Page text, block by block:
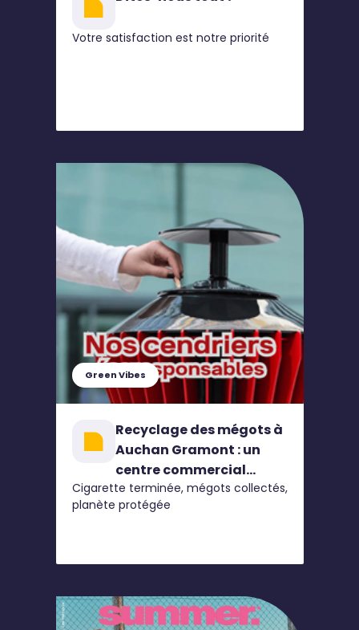
Votre satisfaction est notre priorité
Green Vibes
Recyclage des mégots à
Auchan Gramont : un
centre commercial
engagé pour
l'environnement
Cigarette terminée, mégots collectés,
planète protégée